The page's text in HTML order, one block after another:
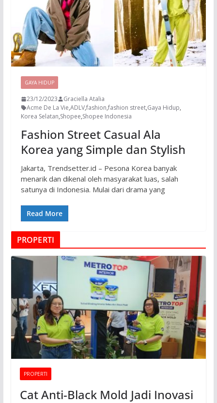
GAYA HIDUP
23/12/2023
Graciella Atalia
Acme De La Vie,ADLV,fashion,fashion street,Gaya Hidup,
Korea Selatan,Shopee,Shopee Indonesia
Fashion Street Casual Ala
Korea yang Simple dan Stylish
Jakarta, Trendsetter.id – Pesona Korea banyak
menarik dan dikenal oleh masyarakat luas, salah
satunya di Indonesia. Mulai dari drama yang
Read More
PROPERTI
PROPERTI
Cat Anti-Black Mold Jadi Inovasi